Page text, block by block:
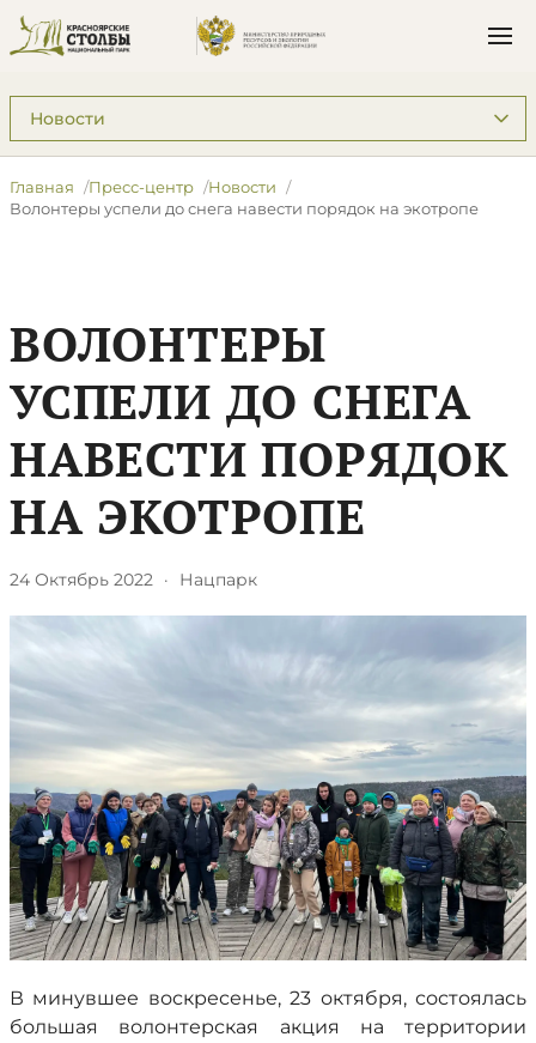
Подразделы: Пресс-центр
Главная Пресс-центр
Новости
​Волонтеры успели до снега навести порядок на экотропе
​ВОЛОНТЕРЫ
УСПЕЛИ ДО СНЕГА
НАВЕСТИ ПОРЯДОК
НА ЭКОТРОПЕ
24 Октябрь 2022 · Нацпарк
В минувшее воскресенье, 23 октября, состоялась
большая волонтерская акция на территории